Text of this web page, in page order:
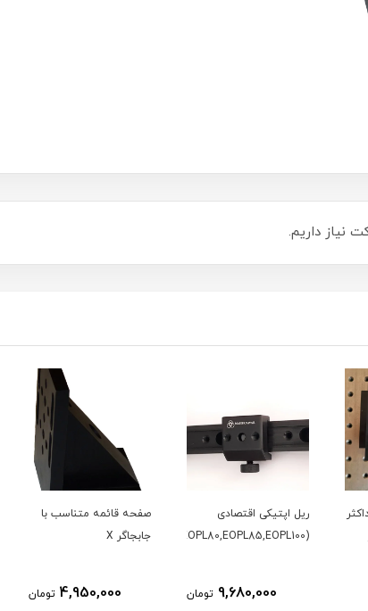
ریل اپتیکی اقتصادی
(EOPL45,EOPL80,EOPL85,EOPL100)
9,680,000 تومان
صفحه قائمه متناسب با
جابجاگر X
4,950,000 تومان